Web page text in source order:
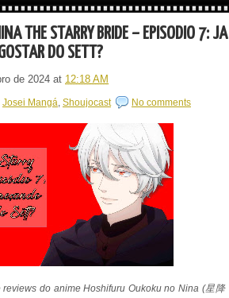
THE STARRY BRIDE – EPISÓDIO 7: JÁ
DO SETT?
de 2024 at 12:18 AM
Josei Mangá, Shoujocast No comments
do anime Hoshifuru Oukoku no Nina (星降